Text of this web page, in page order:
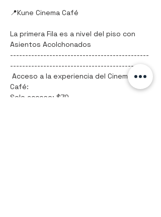
📍Kune Cinema Café
La primera Fila es a nivel del piso con
Asientos Acolchonados
----------------------------------------------
-------------------------------------------
Acceso a la experiencia del Cinema
Café:
Solo acceso: $70